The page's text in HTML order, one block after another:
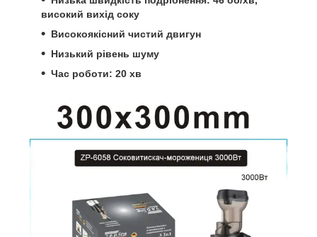
високий вихід соку
Високоякісний чистий двигун
Низький рівень шуму
Час роботи: 20 хв